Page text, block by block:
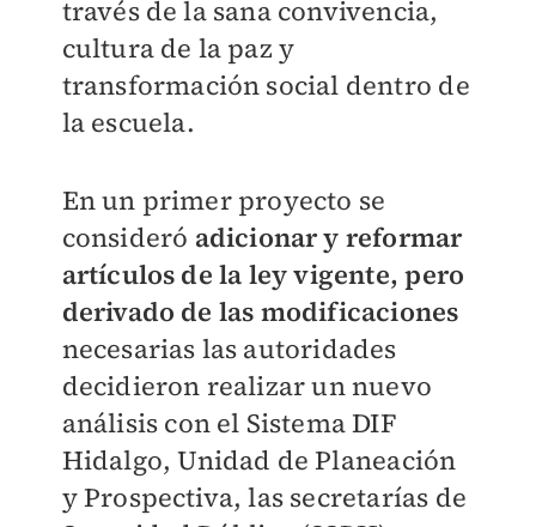
través de la sana convivencia,
cultura de la paz y
transformación social dentro de
la escuela.
En un primer proyecto se
consideró adicionar y reformar
artículos de la ley vigente, pero
derivado de las modificaciones
necesarias las autoridades
decidieron realizar un nuevo
análisis con el Sistema DIF
Hidalgo, Unidad de Planeación
y Prospectiva, las secretarías de